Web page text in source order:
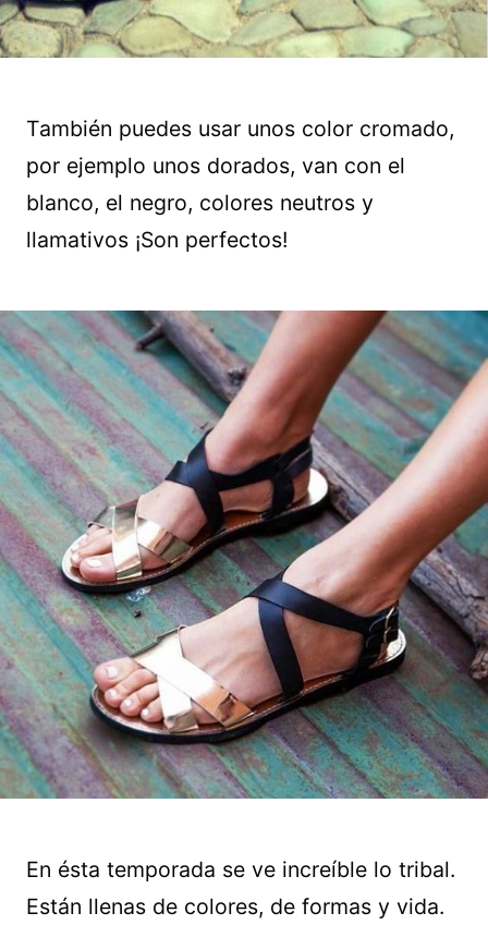
También puedes usar unos color cromado,
por ejemplo unos dorados, van con el
blanco, el negro, colores neutros y
llamativos ¡Son perfectos!
En ésta temporada se ve increíble lo tribal.
Están llenas de colores, de formas y vida.